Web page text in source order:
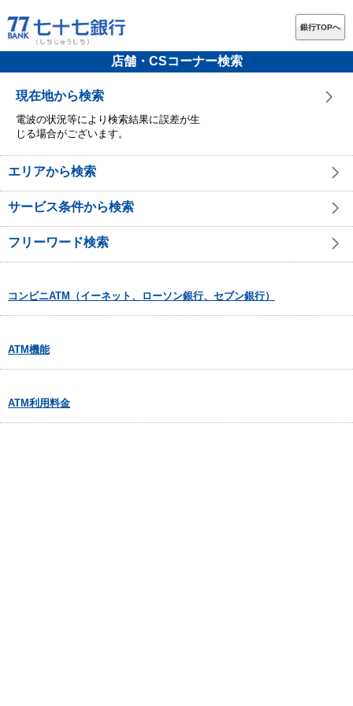
銀行TOPへ
店舗・CSコーナー検索
現在地から検索
電波の状況等により検索結果に誤差が生
じる場合がございます。
エリアから検索
サービス条件から検索
フリーワード検索
コンビニATM（イーネット、ローソン銀行、セブン銀行）
ATM機能
ATM利用料金